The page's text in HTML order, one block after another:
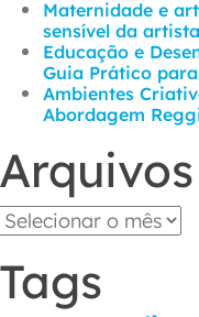
Maternidade e
sensível da
Educação e
Guia Prático
Ambientes
Abordagem
Arquivos
Tags